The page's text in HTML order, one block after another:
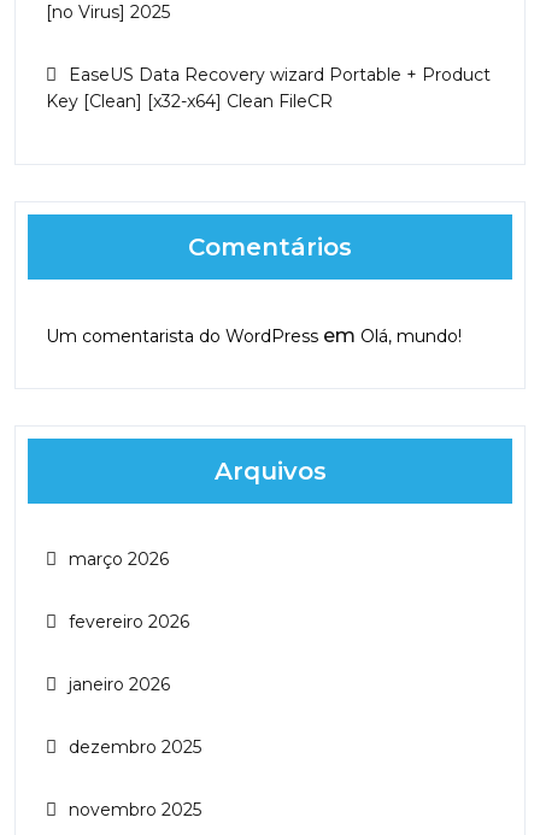
[no Virus] 2025
EaseUS Data Recovery wizard Portable + Product
Key [Clean] [x32-x64] Clean FileCR
Comentários
Um comentarista do WordPress em Olá, mundo!
Arquivos
março 2026
fevereiro 2026
janeiro 2026
dezembro 2025
novembro 2025